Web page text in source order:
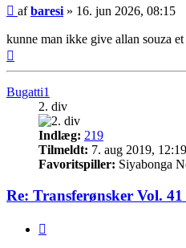
Indlæg
afbaresi » 16. jun 2026, 08:15
kunne man ikke give allan souza
Bugatti1
2. div
Indlæg: 219
Tilmeldt: 7. aug 2019, 12:19
Favoritspiller: Siyabonga
Re: Transferønsker Vol.